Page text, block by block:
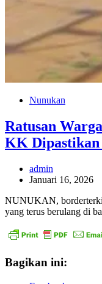
Nunukan
Ratusan
KK Dipastikan
admin
Januari 16, 2026
NUNUKAN,
yang terus berulang di
Bagikan ini: